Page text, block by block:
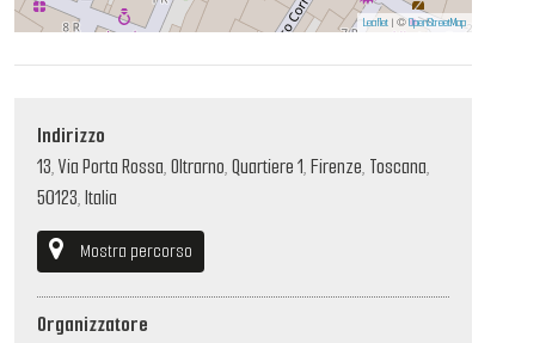
Leaflet| ©OpenStreetMap
Indirizzo
13, Via Porta Rossa, Oltrarno, Quartiere 1, Firenze, Toscana,
50123, Italia
Mostra percorso
Organizzatore